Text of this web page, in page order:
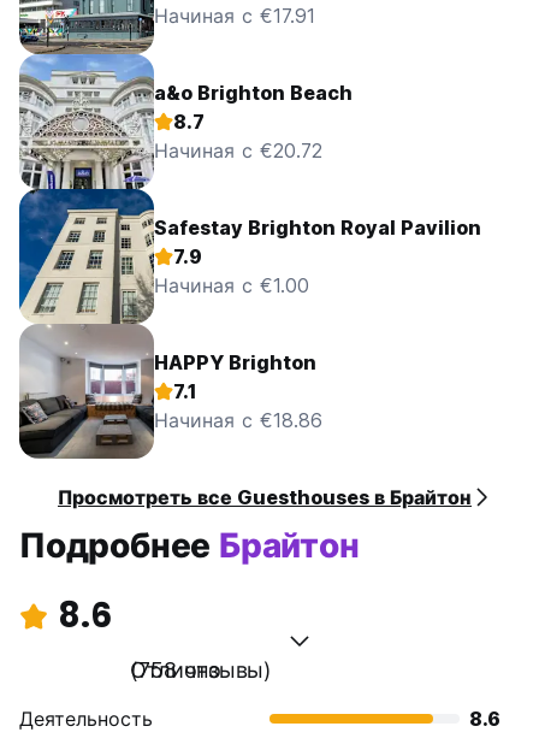
Начиная с €17.91
a&o Brighton Beach
8.7
Начиная с €20.72
Safestay Brighton Royal Pavilion
7.9
Начиная с €1.00
HAPPY Brighton
7.1
Начиная с €18.86
Просмотреть все Guesthouses в Брайтон
Подробнее Брайтон
8.6
Отлично
(758 отзывы)
Деятельность
8.6